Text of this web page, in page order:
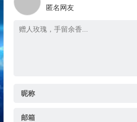
匿名网友
昵称
邮箱